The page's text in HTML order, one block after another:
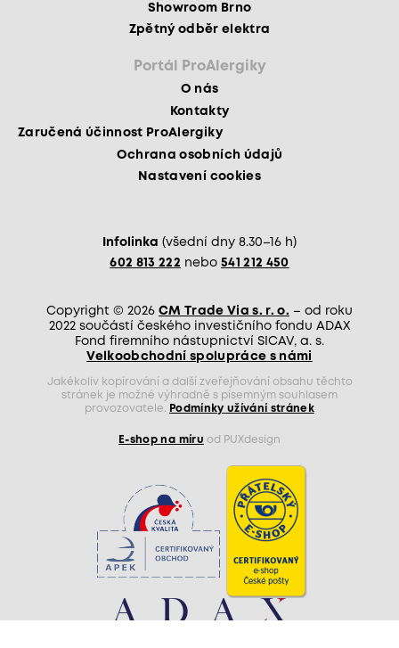
Showroom Brno
Zpětný odběr elektra
Portál ProAlergiky
O nás
Kontakty
Zaručená účinnost ProAlergiky
Ochrana osobních údajů
Nastavení cookies
Infolinka (všední dny 8.30–16 h)
602 813 222 nebo 541 212 450
Copyright © 2026 CM Trade Via s. r. o. – od roku
2022 součástí českého investičního fondu ADAX
Fond firemního nástupnictví SICAV, a. s.
Velkoobchodní spolupráce s námi
Jakékoliv kopírování a další zveřejňování obsahu těchto
stránek je možné výhradně s písemným souhlasem
provozovatele.
Podmínky užívání stránek
E-shop na míru od PUXdesign